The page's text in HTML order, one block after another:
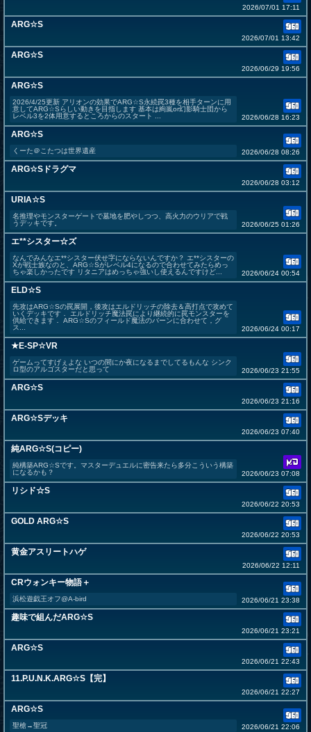
2026/07/01 17:11
ARG☆S
2026/07/01 13:42
ARG☆S
2026/06/29 19:56
ARG☆S
2026/4/25更新 アリオンの効果でARG☆S永続罠3種を相手ターンに用
意してARG☆Sらしい動きを目指します 基本は絢嵐or幻影騎士団から
レベル3を2体用意するところからのスタート ...
2026/06/28 16:23
ARG☆S
くーた＠こたつは世界遺産 2026/06/28 08:26
ARG☆Sドラグマ
2026/06/28 03:12
URIA☆S
名推理やモンスターゲートで墓地を肥やしつつ、高火力のウリアで戦
うデッキです。
2026/06/25 01:26
エ**シスター☆ズ
なんでみんなエ**シスター伏せ字にならないんですか？ エ**シスターの
Xが戦士族なのと、ARG☆Sがレベル4になるので合わせてみたらめっ
ちゃ楽しかったです リタニアはめっちゃ強いし使えるんですけど...
2026/06/24 00:54
ELD☆S
先攻はARG☆Sの罠展開，後攻はエルドリッチの除去＆高打点で攻めて
いくデッキです． エルドリッチ魔法罠により継続的に罠モンスターを
供給できます． ARG☆Sのフィールド魔法のバーンに合わせて，グ
ス...
2026/06/24 00:17
★E-SP☆VR
ゲームってすげぇよな いつの間にか夜になるまでしてるもんな シンク
ロ型のアルゴスターだと思って
2026/06/23 21:55
ARG☆S
2026/06/23 21:16
ARG☆Sデッキ
2026/06/23 07:40
純ARG☆S(コピー)
純構築ARG☆Sです。マスターデュエルに密告来たら多分こういう構築
になるかも？
2026/06/23 07:08
リシド☆S
2026/06/22 20:53
GOLD ARG☆S
2026/06/22 20:53
黄金アスリートハゲ
2026/06/22 12:11
CRウォンキー物語＋
浜松遊戯王オフ@A-bird 2026/06/21 23:38
趣味で組んだARG☆S
2026/06/21 23:21
ARG☆S
2026/06/21 22:43
11.P.U.N.K.ARG☆S【完】
2026/06/21 22:27
ARG☆S
聖槍→聖冠 2026/06/21 22:06